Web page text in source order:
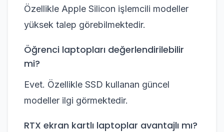
Özellikle Apple Silicon işlemcili modeller
yüksek talep görebilmektedir.
Öğrenci laptopları değerlendirilebilir
mi?
Evet. Özellikle SSD kullanan güncel
modeller ilgi görmektedir.
RTX ekran kartlı laptoplar avantajlı mı?